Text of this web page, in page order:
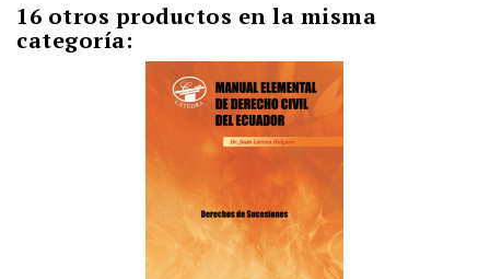
16 otros productos en la misma
categoría: